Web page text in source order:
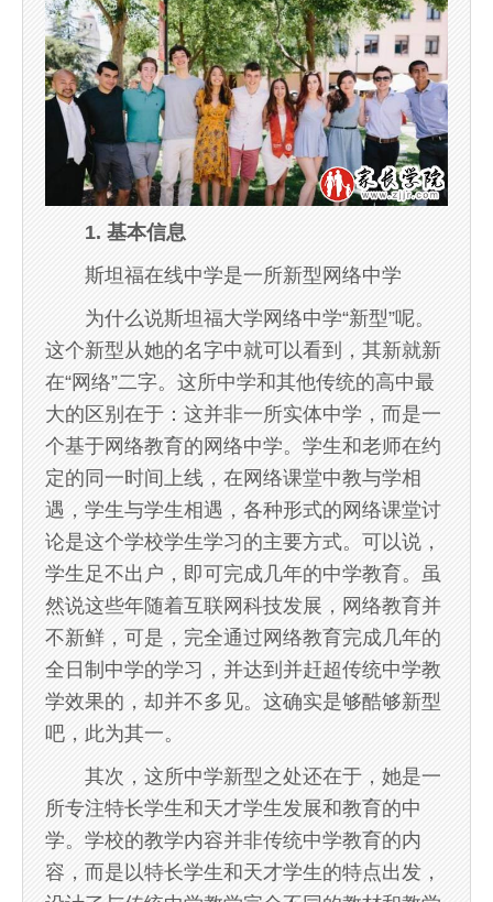
1. 基本信息
斯坦福在线中学是一所新型网络中学
为什么说斯坦福大学网络中学“新型”呢。
这个新型从她的名字中就可以看到，其新就新
在“网络”二字。这所中学和其他传统的高中最
大的区别在于：这并非一所实体中学，而是一
个基于网络教育的网络中学。学生和老师在约
定的同一时间上线，在网络课堂中教与学相
遇，学生与学生相遇，各种形式的网络课堂讨
论是这个学校学生学习的主要方式。可以说，
学生足不出户，即可完成几年的中学教育。虽
然说这些年随着互联网科技发展，网络教育并
不新鲜，可是，完全通过网络教育完成几年的
全日制中学的学习，并达到并赶超传统中学教
学效果的，却并不多见。这确实是够酷够新型
吧，此为其一。
其次，这所中学新型之处还在于，她是一
所专注特长学生和天才学生发展和教育的中
学。学校的教学内容并非传统中学教育的内
容，而是以特长学生和天才学生的特点出发，